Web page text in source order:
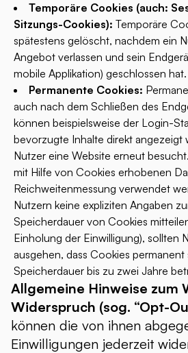
Temporäre Cookies (auch:
Sitzungs-Cookies): Temporäre
spätestens gelöscht, nachdem ein
Angebot verlassen und sein
mobile Applikation) geschlossen hat.
Permanente Cookies:
auch nach dem Schließen des
können beispielsweise der Login-
bevorzugte Inhalte direkt angezeigt
Nutzer eine Website erneut
mit Hilfe von Cookies erhobenen
Reichweitenmessung verwendet
Nutzern keine expliziten Angaben
Speicherdauer von Cookies
Einholung der Einwilligung), sollten
ausgehen, dass Cookies permanent
Speicherdauer bis zu zwei Jahre
Allgemeine Hinweise zum
Widerspruch (sog. “Opt-
können die von ihnen
Einwilligungen jederzeit